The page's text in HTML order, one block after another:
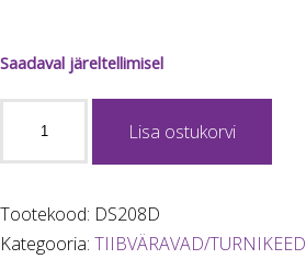
Saadaval järeltellimisel
DS208D
MANUAALNE
Lisa ostukorvi
Tootekood: DS208D
Kategooria: TIIBVÄRAVAD/TURNIKEED